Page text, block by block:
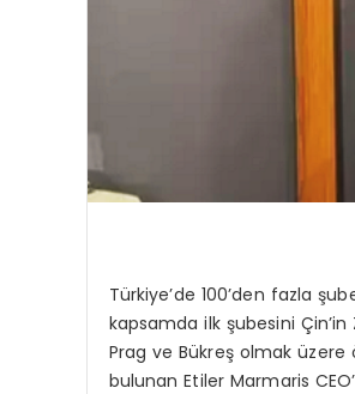
Türkiye’de 100’den fazla
kapsamda ilk şubesini Çin’in
Prag ve Bükreş olmak
bulunan Etiler Marmaris